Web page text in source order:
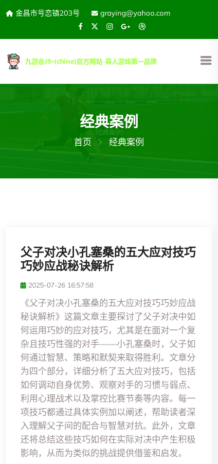
金昌市号恋镇203号 graying@yahoo.com
经典案例
首页 经典案例
父子对决小孔塞桑的五大应对技巧
巧妙应战秘诀解析
2025-07-26 16:57:58
《父子对决小孔塞桑的五大应对技巧巧妙应战
秘诀解析》这篇文章主要探讨了父子对决中如
何运用巧妙的应对技巧，尤其是在面对一个复
杂且技巧性强的对手——小孔塞桑时，父子如
何通过智慧、策略和默契来取得胜利。文章分
为四个部分，详细分析了五大应对技巧，包括
如何调动自身优势、观察对手的习惯与弱点、
利用心理战术以及掌控比赛节奏等内容。每一
项技巧都通过具体实例加以阐述，帮助读者深
入理解父子间的配合与智慧对抗。此外，文章
还将总结这些技巧如何在实际对决中产生积极
影响，从而为类似的挑战提供借鉴和启发。